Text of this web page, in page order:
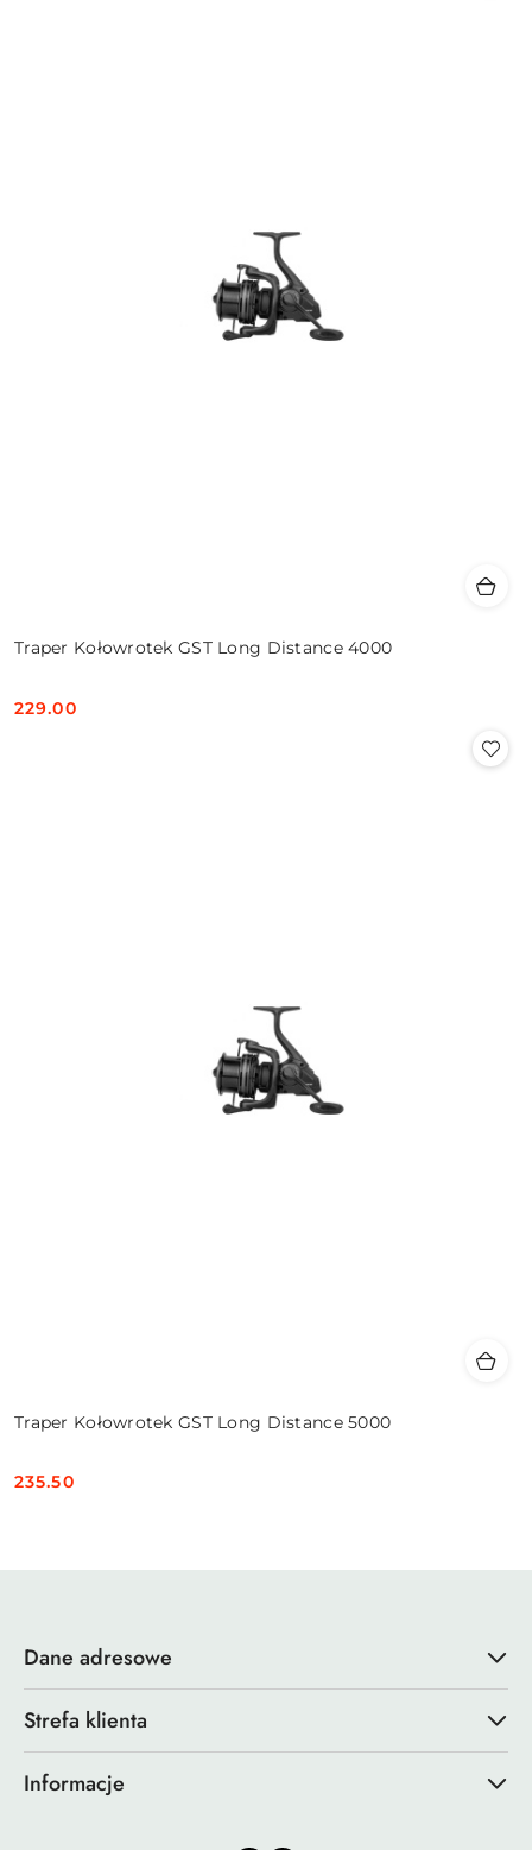
Traper Kołowrotek GST Long Distance 4000
Cena:
229.00
Traper Kołowrotek GST Long Distance 5000
Cena:
235.50
Dane adresowe
Strefa klienta
Informacje